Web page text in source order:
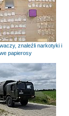
znaleźli narkotyki i
papierosy